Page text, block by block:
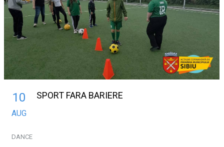
10
AUG
SPORT FARA BARIERE
DANCE